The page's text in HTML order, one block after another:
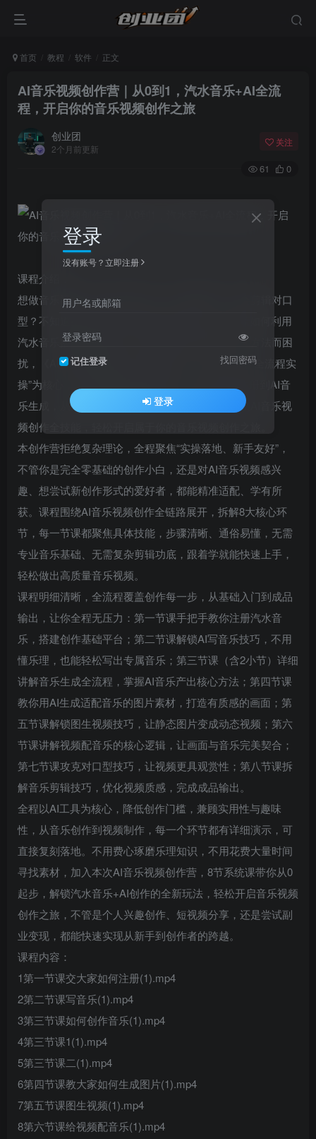
首页 教程 软件 正文
AI音乐视频创作营｜从0到1，汽水音乐+AI全流
程，开启你的音乐视频创作之旅
创业团
2个月前更新
关注
61 0
课程介绍：
想做音乐视频，却不会写音乐、不会做画面、不会剪辑对口
型？不知道如何借助AI工具降低创作门槛，也不懂如何利用
汽水音乐搭建创作基础？不用再为创作无思路、无方法而困
扰，《AI音乐视频创作营》重磅开启，以“从0到1、全流程实
操”为核心，8节系统课程层层递进，从汽水音乐注册到AI音
乐生成，从图片制作到视频剪辑，手把手教你解锁AI音乐视
频创作全技能，轻松开启属于你的音乐视频创作之旅。
本创作营拒绝复杂理论，全程聚焦“实操落地、新手友好”，
不管你是完全零基础的创作小白，还是对AI音乐视频感兴
趣、想尝试新创作形式的爱好者，都能精准适配、学有所
获。课程围绕AI音乐视频创作全链路展开，拆解8大核心环
节，每一节课都聚焦具体技能，步骤清晰、通俗易懂，无需
专业音乐基础、无需复杂剪辑功底，跟着学就能快速上手，
轻松做出高质量音乐视频。
课程明细清晰，全流程覆盖创作每一步，从基础入门到成品
输出，让你全程无压力：第一节课手把手教你注册汽水音
乐，搭建创作基础平台；第二节课解锁AI写音乐技巧，不用
懂乐理，也能轻松写出专属音乐；第三节课（含2小节）详细
讲解音乐生成全流程，掌握AI音乐产出核心方法；第四节课
教你用AI生成适配音乐的图片素材，打造有质感的画面；第
五节课解锁图生视频技巧，让静态图片变成动态视频；第六
节课讲解视频配音乐的核心逻辑，让画面与音乐完美契合；
第七节课攻克对口型技巧，让视频更具观赏性；第八节课拆
解音乐剪辑技巧，优化视频质感，完成成品输出。
全程以AI工具为核心，降低创作门槛，兼顾实用性与趣味
性，从音乐创作到视频制作，每一个环节都有详细演示，可
直接复刻落地。不用费心琢磨乐理知识，不用花费大量时间
寻找素材，加入本次AI音乐视频创作营，8节系统课带你从0
起步，解锁汽水音乐+AI创作的全新玩法，轻松开启音乐视频
创作之旅，不管是个人兴趣创作、短视频分享，还是尝试副
业变现，都能快速实现从新手到创作者的跨越。
课程内容：
1第一节课交大家如何注册(1).mp4
2第二节课写音乐(1).mp4
3第三节课如何创作音乐(1).mp4
4第三节课1(1).mp4
5第三节课二(1).mp4
6第四节课教大家如何生成图片(1).mp4
7第五节课图生视频(1).mp4
8第六节课给视频配音乐(1).mp4
登录
没有账号？立即注册
用户名或邮箱
登录密码
记住登录 找回密码
登录